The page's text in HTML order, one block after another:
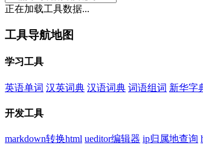
正在加载工具数据...
工具导航地图
学习工具
英语单词 汉英词典 汉语词典 词语组词 新华字
开发工具
markdown转换html ueditor编辑器 ip归属地查询